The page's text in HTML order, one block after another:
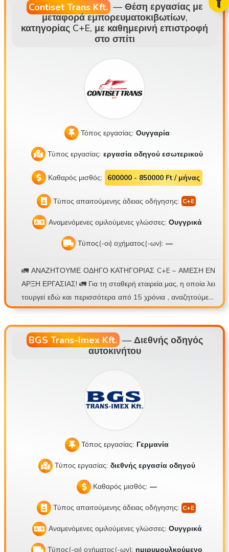
Contiset Trans Kft.— Θέση εργασίας με
μεταφορά εμπορευματοκιβωτίων,
κατηγορίας C+E, με καθημερινή επιστροφή
στο σπίτι
Τόπος εργασίας: Ουγγαρία
Τύπος εργασίας: εργασία οδηγού εσωτερικού
Καθαρός μισθός: 600000 - 850000 Ft / μήνας
Τύπος απαιτούμενης άδειας οδήγησης:
Αναμενόμενες ομιλούμενες γλώσσες: Ουγγρικά
Τύπος(-οι) οχήματος(-ων): —
🚛 ΑΝΑΖΗΤΟΥΜΕ ΟΔΗΓΟ ΚΑΤΗΓΟΡΙΑΣ C+E – ΑΜΕΣΗ ΕΝ
ΑΡΞΗ ΕΡΓΑΣΙΑΣ! 🚛 Για τη σταθερή εταιρεία μας, η οποία λει
τουργεί εδώ και περισσότερα από 15 χρόνια , αναζητούμε ο
δηγό φορτηγού με κοντέινερ για καθημερινή επιστροφή στο
σπίτι ή εβδομαδιαίο πρόγραμμα εργασίας . 💰 Τι προσφέρου
με: • Δυνατότητα αποδοχών 30.000 – 40.000 Ft/ημέρα • Σύ
στημα πριμ με βάση τις διαδρομές • Επιπλέον ημερήσια απ
πιστη απολογιστική διαδικασία • Εγγεγραμμένη, μακροπρόθ
εσμη ευκαιρία εργασίας • Περίπου 7.000 – 8.000 χλμ. το μήν
ασία τα σαββατοκύριακα • Προβλέψιμο και σταθερό πρόγρα
μμα εργασίας • Δυνατότητα καθημερινής επιστροφής στο σ
και ήρεμο εργασιακό περιβάλλον 🚚 Στόλος οχημάτων: • Ρυ
μουλκά Renault T προδιαγραφών EURO6 • Κλιματισμός • Θ
έρμανση • Σύστημα διατήρησης λωρίδας • Συντηρημένα, σ
BGS Trans-Imex Kft.— Διεθνής οδηγός
αυτοκινήτου
Τόπος εργασίας: Γερμανία
Τύπος εργασίας: διεθνής εργασία οδηγού
Καθαρός μισθός: —
Τύπος απαιτούμενης άδειας οδήγησης:
Αναμενόμενες ομιλούμενες γλώσσες: Ουγγρικά
Τύπος(-οι) οχήματος(-ων): ημιρυμουλκούμενο